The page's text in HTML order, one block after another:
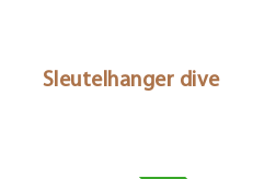
Sleutelhanger dive